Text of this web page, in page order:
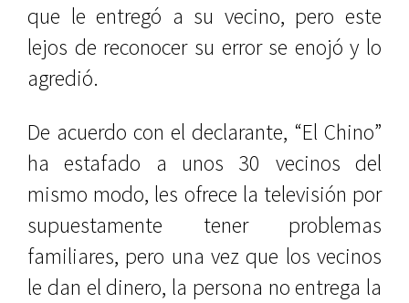
que le entregó a su vecino, pero este
lejos de reconocer su error se enojó y lo
agredió.
De acuerdo con el declarante, “El Chino”
ha estafado a unos 30 vecinos del
mismo modo, les ofrece la televisión por
supuestamente tener problemas
familiares, pero una vez que los vecinos
le dan el dinero, la persona no entrega la